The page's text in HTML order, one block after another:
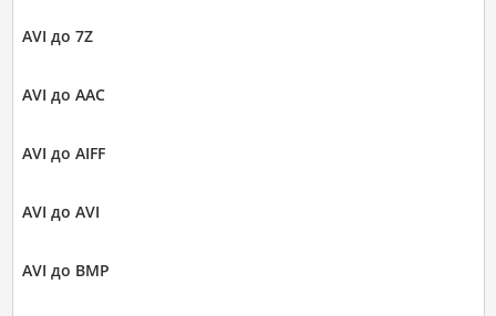
AVI до 7Z
AVI до AAC
AVI до AIFF
AVI до AVI
AVI до BMP